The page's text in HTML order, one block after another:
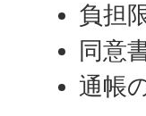
負担
同意
通帳